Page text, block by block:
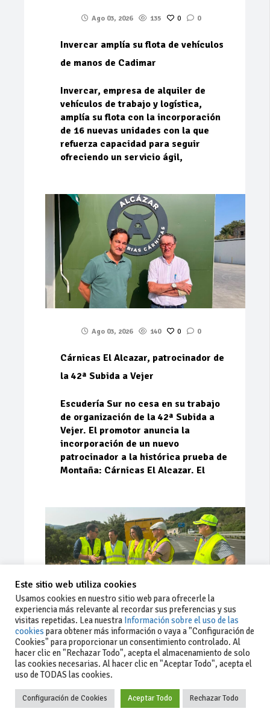
Ago 03, 2026 135 0 0
Invercar amplía su flota de vehículos
de manos de Cadimar
Invercar, empresa de alquiler de
vehículos de trabajo y logística,
amplía su flota con la incorporación
de 16 nuevas unidades con la que
refuerza capacidad para seguir
ofreciendo un servicio ágil,
Ago 03, 2026 140 0 0
Cárnicas El Alcazar, patrocinador de
la 42ª Subida a Vejer
Escudería Sur no cesa en su trabajo
de organización de la 42ª Subida a
Vejer. El promotor anuncia la
incorporación de un nuevo
patrocinador a la histórica prueba de
Montaña: Cárnicas El Alcazar. El
Ago 03, 2026 73 0 0
La Junta implementa mejoras en la
A381 por Los Barrios
Este sitio web utiliza cookies
Usamos cookies en nuestro sitio web para ofrecerle la
experiencia más relevante al recordar sus preferencias y sus
visitas repetidas. Lea nuestra Información sobre el uso de las
cookies para obtener más información o vaya a "Configuración de
Cookies" para proporcionar un consentimiento controlado. Al
hacer clic en "Rechazar Todo", acepta el almacenamiento de solo
las cookies necesarias. Al hacer clic en "Aceptar Todo", acepta el
uso de TODAS las cookies.
Configuración de Cookies Aceptar Todo Rechazar Todo